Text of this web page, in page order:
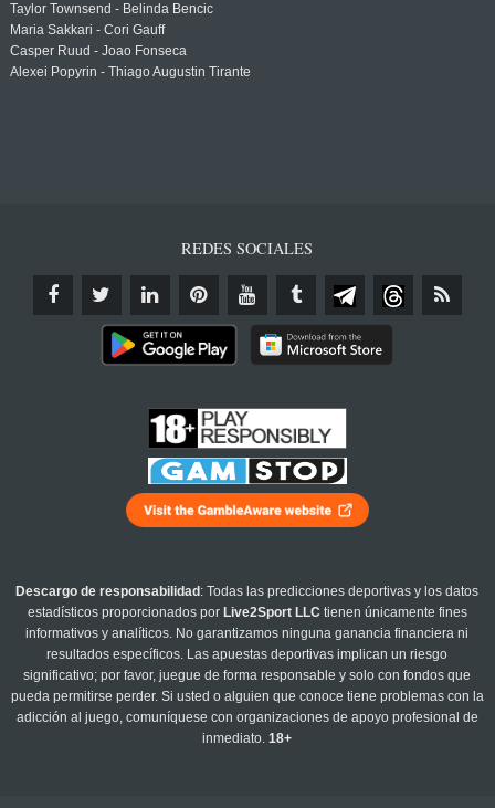
Taylor Townsend - Belinda Bencic
Maria Sakkari - Cori Gauff
Casper Ruud - Joao Fonseca
Alexei Popyrin - Thiago Augustin Tirante
REDES SOCIALES
Descargo de responsabilidad : Todas las predicciones deportivas y los datos
estadísticos proporcionados por Live2Sport LLC tienen únicamente fines
informativos y analíticos. No garantizamos ninguna ganancia financiera ni
resultados específicos. Las apuestas deportivas implican un riesgo
significativo; por favor, juegue de forma responsable y solo con fondos que
pueda permitirse perder. Si usted o alguien que conoce tiene problemas con la
adicción al juego, comuníquese con organizaciones de apoyo profesional de
inmediato.18+